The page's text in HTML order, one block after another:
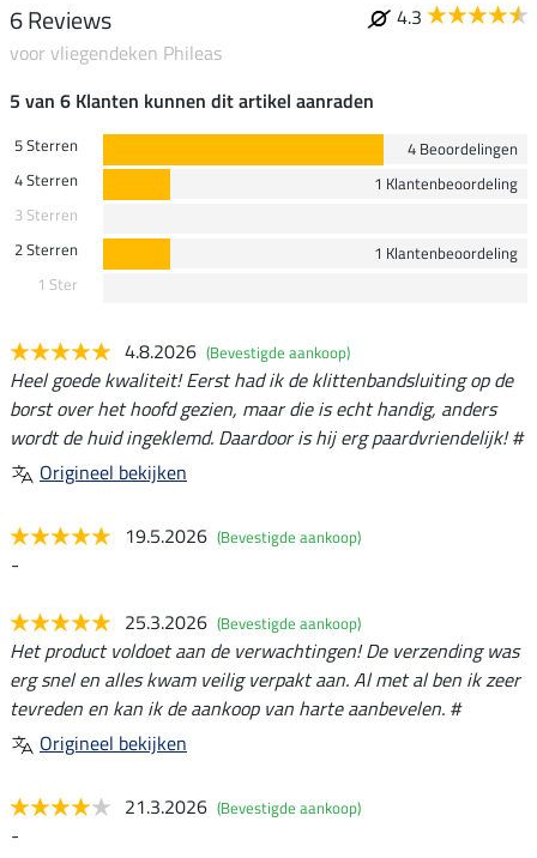
6 Reviews
4.3
voor vliegendeken Phileas
5 van 6 Klanten kunnen dit artikel aanraden
5 Sterren
4 Beoordelingen
4 Sterren
1 Klantenbeoordeling
3 Sterren
2 Sterren
1 Klantenbeoordeling
1 Ster
4.8.2026 (Bevestigde aankoop)
Heel goede kwaliteit! Eerst had ik de klittenbandsluiting op de
borst over het hoofd gezien, maar die is echt handig, anders
wordt de huid ingeklemd. Daardoor is hij erg paardvriendelijk! #
Origineel bekijken
19.5.2026 (Bevestigde aankoop)
-
25.3.2026 (Bevestigde aankoop)
Het product voldoet aan de verwachtingen! De verzending was
erg snel en alles kwam veilig verpakt aan. Al met al ben ik zeer
tevreden en kan ik de aankoop van harte aanbevelen. #
Origineel bekijken
21.3.2026 (Bevestigde aankoop)
-